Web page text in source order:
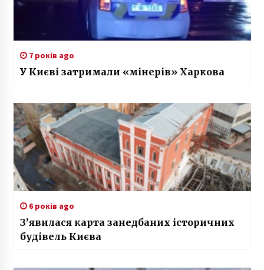
7 років ago
У Києві затримали «мінерів» Харкова
6 років ago
З’явилася карта занедбаних історичних
будівель Києва